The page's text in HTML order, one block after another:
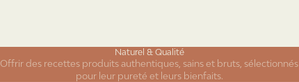
Naturel & Qualité
Offrir des recettes produits authentiques, sains et bruts, sélectionnés
pour leur pureté et leurs bienfaits.